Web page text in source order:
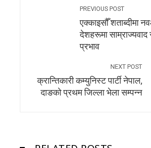
PREVIOUS POST
एक्काइसौँ शताब्दीमा
देशहरूमा साम्राज्यवाद
प्रभाव
NEXT POST
क्रान्तिकारी कम्युनिस्ट पार्टी नेपाल,
दाङको प्रथम जिल्ला भेला सम्पन्न